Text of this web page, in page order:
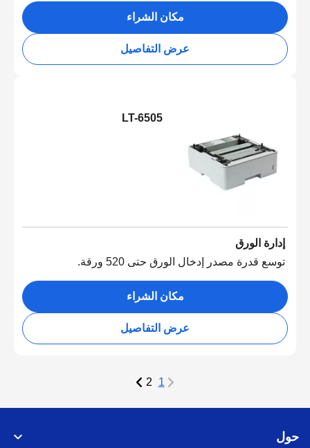
مكان الشراء
عرض التفاصيل
LT-6505
إدارة الورق
توسع قدرة مصدر إدخال الورق حتى 520 ورقة.
مكان الشراء
عرض التفاصيل
1
حول